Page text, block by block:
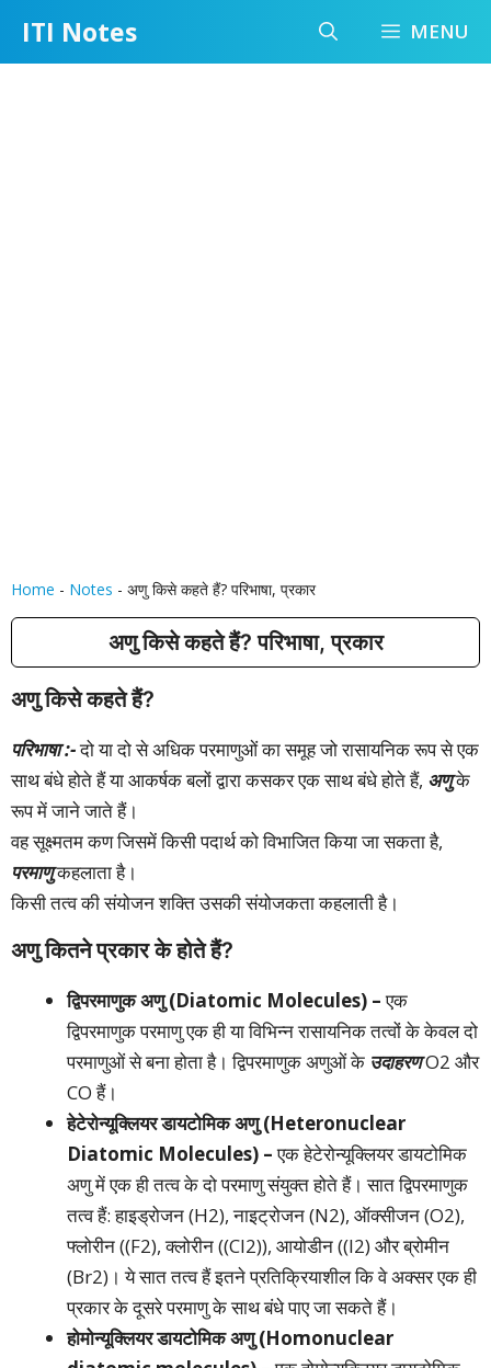
ITI Notes MENU
Home - Notes - अणु किसे कहते हैं? परिभाषा, प्रकार
अणु किसे कहते हैं? परिभाषा, प्रकार
अणु किसे कहते हैं?
परिभाषा :-दो या दो से अधिक परमाणुओं का समूह जो रासायनिक रूप से एक
साथ बंधे होते हैं या आकर्षक बलों द्वारा कसकर एक साथ बंधे होते हैं, अणुके
रूप में जाने जाते हैं।
वह सूक्ष्मतम कण जिसमें किसी पदार्थ को विभाजित किया जा सकता है,
परमाणुकहलाता है।
किसी तत्व की संयोजन शक्ति उसकी संयोजकता कहलाती है।
अणु कितने प्रकार के होते हैं?
द्विपरमाणुक अणु (Diatomic Molecules) –एक
द्विपरमाणुक परमाणु एक ही या विभिन्न रासायनिक तत्वों के केवल दो
परमाणुओं से बना होता है। द्विपरमाणुक अणुओं के उदाहरणO2 और
CO हैं।
हेटेरोन्यूक्लियर डायटोमिक अणु (Heteronuclear
Diatomic Molecules) –एक हेटेरोन्यूक्लियर डायटोमिक
अणु में एक ही तत्व के दो परमाणु संयुक्त होते हैं। सात द्विपरमाणुक
तत्व हैं: हाइड्रोजन (H2), नाइट्रोजन (N2), ऑक्सीजन (O2),
फ्लोरीन ((F2), क्लोरीन ((Cl2)), आयोडीन ((I2) और ब्रोमीन
(Br2)। ये सात तत्व हैं इतने प्रतिक्रियाशील कि वे अक्सर एक ही
प्रकार के दूसरे परमाणु के साथ बंधे पाए जा सकते हैं।
होमोन्यूक्लियर डायटोमिक अणु (Homonuclear